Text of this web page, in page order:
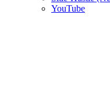
YouTube